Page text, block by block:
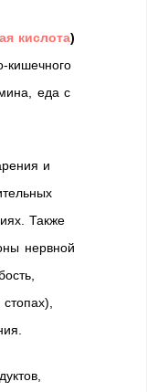
кислота)
кишечного
еда с
и
Также
нервной